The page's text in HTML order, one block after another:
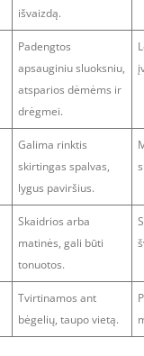
išvaizdą.
Padengtos
apsauginiu sluoksniu,
atsparios dėmėms ir
drėgmei.
Galima rinktis
skirtingas spalvas,
lygus paviršius.
Skaidrios arba
matinės, gali būti
tonuotos.
Tvirtinamos ant
bėgelių, taupo vietą.